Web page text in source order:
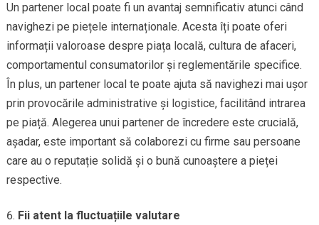
Un partener local poate fi un avantaj semnificativ atunci când
navighezi pe piețele internaționale. Acesta îți poate oferi
informații valoroase despre piața locală, cultura de afaceri,
comportamentul consumatorilor și reglementările specifice.
În plus, un partener local te poate ajuta să navighezi mai ușor
prin provocările administrative și logistice, facilitând intrarea
pe piață. Alegerea unui partener de încredere este crucială,
așadar, este important să colaborezi cu firme sau persoane
care au o reputație solidă și o bună cunoaștere a pieței
respective.
Fii atent la fluctuațiile valutare